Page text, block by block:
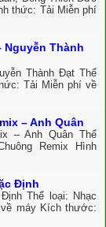
thức: Tải Miễn phí
Nguyễn Thành
Thành Đạt Thể
Tải Miễn phí về
– Anh Quân
– Anh Quân Thể
Remix Hình
Định
Thể loại: Nhạc
máy Kích thước: